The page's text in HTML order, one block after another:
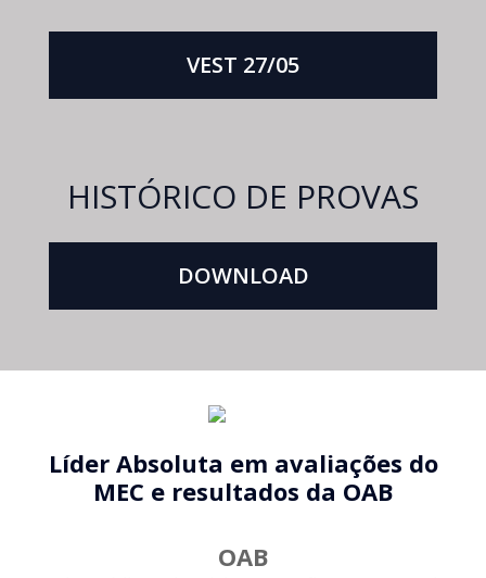
VEST 27/05
HISTÓRICO DE PROVAS
DOWNLOAD
Líder Absoluta em avaliações do
MEC e resultados da OAB
OAB